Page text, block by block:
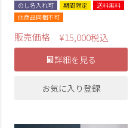
のし名入れ可
期間限定
送料無料
他商品同梱不可
販売価格 ¥15,000税込
詳細を見る
お気に入り登録